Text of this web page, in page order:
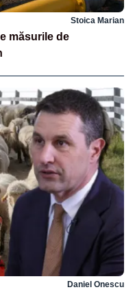
Stoica Marian
măsurile de
Daniel Onescu